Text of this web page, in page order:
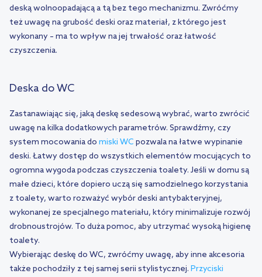
deską wolnoopadającą a tą bez tego mechanizmu. Zwróćmy
też uwagę na grubość deski oraz materiał, z którego jest
wykonany – ma to wpływ na jej trwałość oraz łatwość
czyszczenia.
Deska do WC
Zastanawiając się, jaką deskę sedesową wybrać, warto zwrócić
uwagę na kilka dodatkowych parametrów. Sprawdźmy, czy
system mocowania do miski WC pozwala na łatwe wypinanie
deski. Łatwy dostęp do wszystkich elementów mocujących to
ogromna wygoda podczas czyszczenia toalety. Jeśli w domu są
małe dzieci, które dopiero uczą się samodzielnego korzystania
z toalety, warto rozważyć wybór deski antybakteryjnej,
wykonanej ze specjalnego materiału, który minimalizuje rozwój
drobnoustrojów. To duża pomoc, aby utrzymać wysoką higienę
toalety.
Wybierając deskę do WC, zwróćmy uwagę, aby inne akcesoria
także pochodziły z tej samej serii stylistycznej. Przyciski